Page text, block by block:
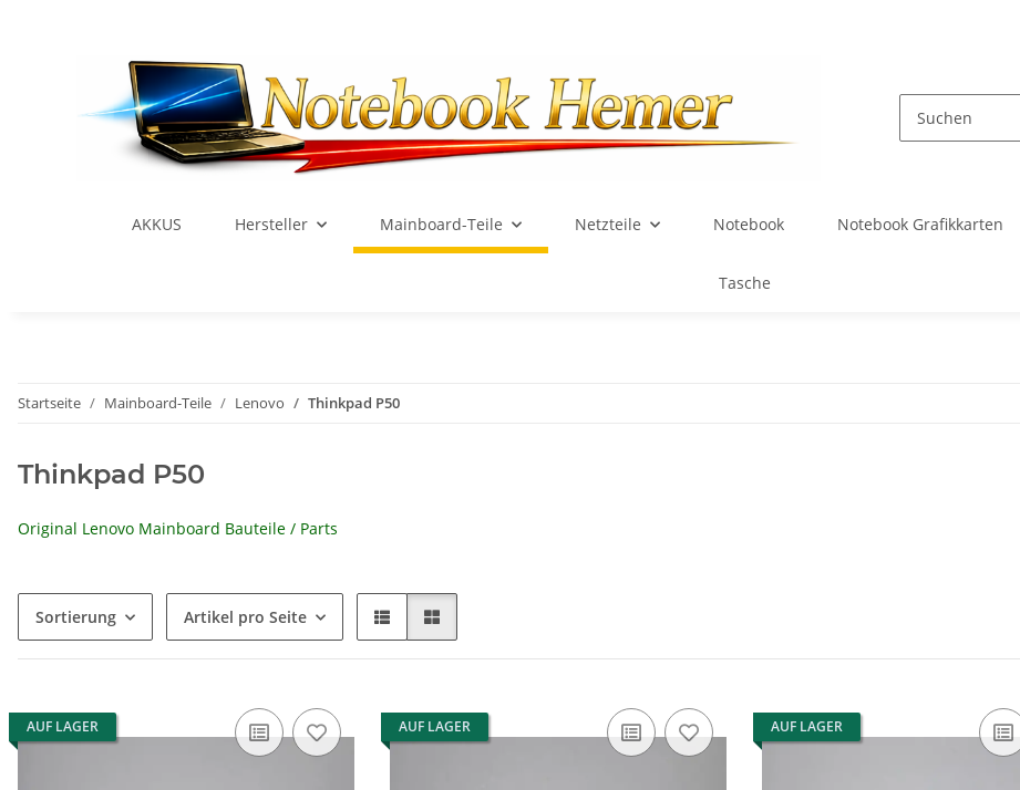
AKKUS Hersteller Mainboard-Teile Netzteile Notebook Notebook Grafikkarten
Tasche
Startseite Mainboard-Teile Lenovo Thinkpad P50
Thinkpad P50
Original Lenovo Mainboard Bauteile / Parts
Sortierung Artikel pro Seite
AUF LAGER AUF LAGER AUF LAGER